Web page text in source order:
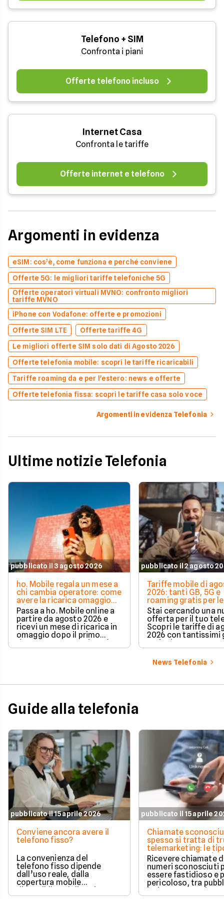
Telefono + SIM
Confronta i piani
Offerte telefono incluso
Internet Casa
Confronta le tariffe
Offerte internet e telefono
Argomenti in evidenza
eSIM: cos’è, come funziona e perché conviene
Offerte 5G: le migliori tariffe telefoniche 5G
Offerte operatori virtuali MVNO: confronto migliori
tariffe MVNO
iPhone con Vodafone: offerte e promozioni
Offerte SIM LTE
Offerte tariffe 4G
Le migliori offerte SIM solo dati di Agosto 2026
Offerte telefonia mobile: scopri le tariffe ricaricabili
Tariffe roaming da e per l'estero: news e offerte
Offerte telefonia fissa: scopri le tariffe casa solo voce
Argomenti in evidenza Telefonia
Ultime notizie Telefonia
pubblicato il 3 agosto 2026
ho. Mobile regala un mese a
chi cambia operatore: come
avere la ricarica omaggio
ad agosto 2026
Passa a ho. Mobile online a
partire da agosto 2026 e
ricevi un mese di ricarica in
omaggio dopo il primo
rinnovo. La promozione è
valida per chi richiede la
modo automatico.
pubblicato il 2 agosto
Tariffe mobile di
2026: tanti GB, 5G e
roaming gratis per le
vacanze
Stai cercando una
offerta per il tuo
Scopri le tariffe di
2026 con tantissimi
5G incluso.
News Telefonia
Guide alla telefonia
pubblicato il 15 aprile 2026
Conviene ancora avere il
telefono fisso?
La convenienza del
telefono fisso dipende
dall’uso reale, dalla
copertura mobile
disponibile e dalle esigenze
pubblicato il 15 aprile
Chiamate
spesso si tratta di
telemarketing: le
come proteggersi
Ricevere chiamate
numeri sconosciuti
essere fastidioso e
pericoloso, tra
insistente e veri e